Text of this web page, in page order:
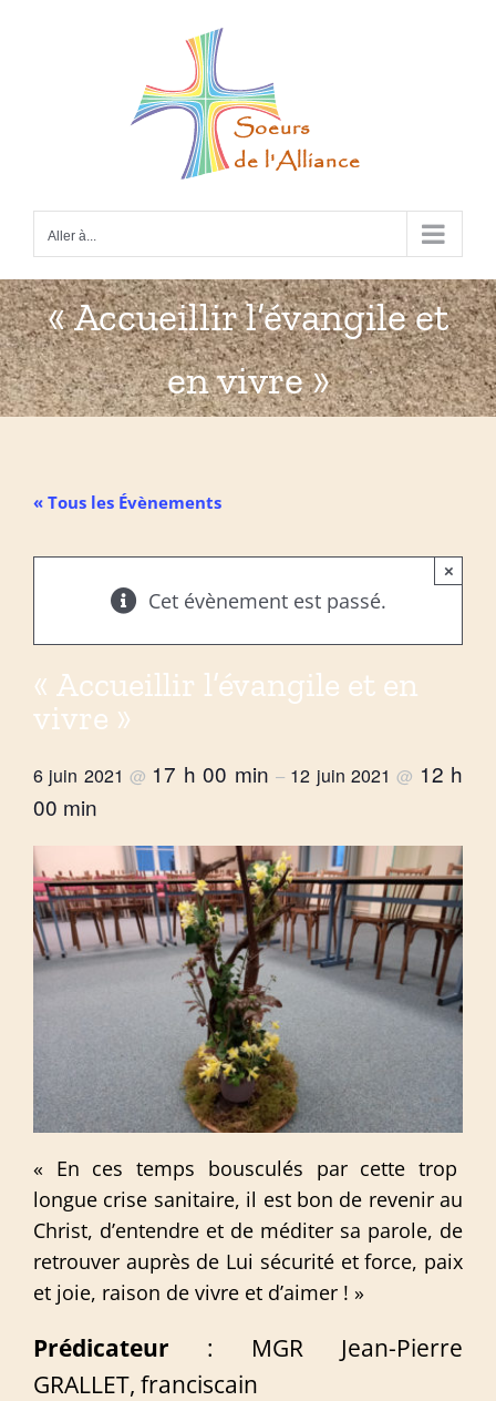
Aller à...
« Accueillir l’évangile et
en vivre »
« Tous les Évènements
Cet évènement est passé.
×
« Accueillir l’évangile et en
vivre »
6 juin 2021@ 17 h 00 min – 12 juin 2021@ 12 h
00 min
« En ces temps bousculés par cette trop
longue crise sanitaire, il est bon de revenir au
Christ, d’entendre et de méditer sa parole, de
retrouver auprès de Lui sécurité et force, paix
et joie, raison de vivre et d’aimer ! »
Prédicateur : MGR Jean-Pierre
GRALLET, franciscain